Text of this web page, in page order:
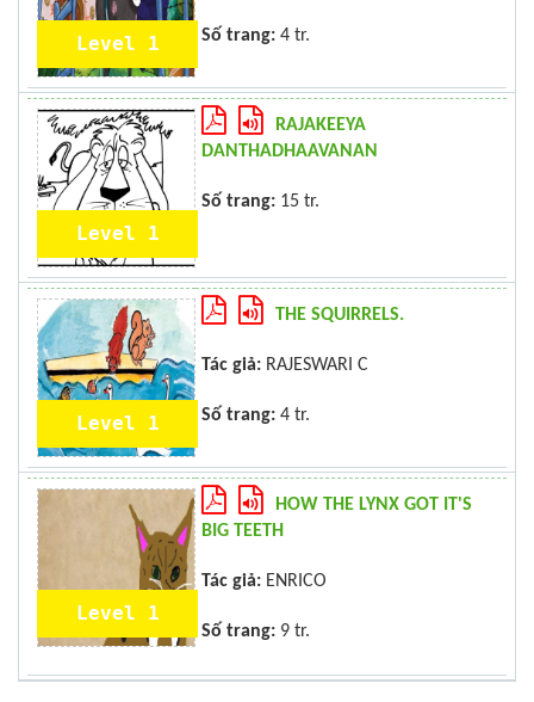
Level 1 Số trang: 4 tr.
Level 1
RAJAKEEYA
DANTHADHAAVANAN
Số trang: 15 tr.
Level 1
THE SQUIRRELS.
Tác giả: RAJESWARI C
Số trang: 4 tr.
Level 1
HOW THE LYNX GOT IT'S
BIG TEETH
Tác giả: ENRICO
Số trang: 9 tr.